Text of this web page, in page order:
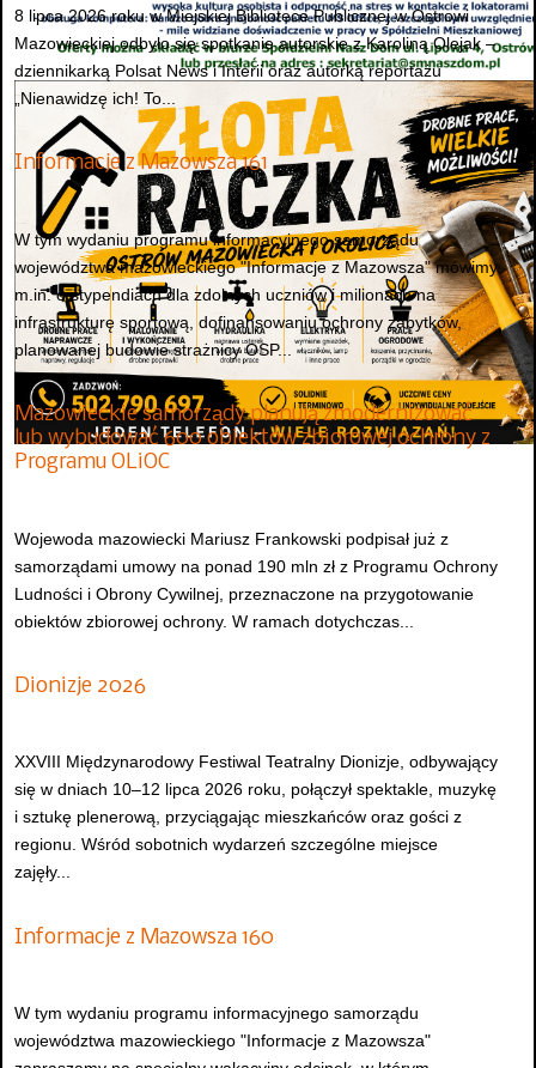
8 lipca 2026 roku w Miejskiej Bibliotece Publicznej w Ostrowi
Mazowieckiej odbyło się spotkanie autorskie z Karoliną Olejak –
dziennikarką Polsat News i Interii oraz autorką reportażu
„Nienawidzę ich! To...
Informacje z Mazowsza 161
W tym wydaniu programu informacyjnego samorządu
województwa mazowieckiego "Informacje z Mazowsza" mówimy
m.in. o stypendiach dla zdolnych uczniów i milionach na
infrastrukturę sportową, dofinansowaniu ochrony zabytków,
planowanej budowie strażnicy OSP...
Mazowieckie samorządy planują zmodernizować
lub wybudować 600 obiektów zbiorowej ochrony z
Programu OLiOC
Wojewoda mazowiecki Mariusz Frankowski podpisał już z
samorządami umowy na ponad 190 mln zł z Programu Ochrony
Ludności i Obrony Cywilnej, przeznaczone na przygotowanie
obiektów zbiorowej ochrony. W ramach dotychczas...
Dionizje 2026
XXVIII Międzynarodowy Festiwal Teatralny Dionizje, odbywający
się w dniach 10–12 lipca 2026 roku, połączył spektakle, muzykę
i sztukę plenerową, przyciągając mieszkańców oraz gości z
regionu. Wśród sobotnich wydarzeń szczególne miejsce
zajęły...
Informacje z Mazowsza 160
W tym wydaniu programu informacyjnego samorządu
województwa mazowieckiego "Informacje z Mazowsza"